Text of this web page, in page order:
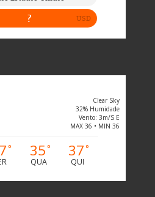
Clear Sky
32% Humidade
Vento: 3m/s E
MAX 36 • MIN 36
° 35°
QUA
37°
QUI